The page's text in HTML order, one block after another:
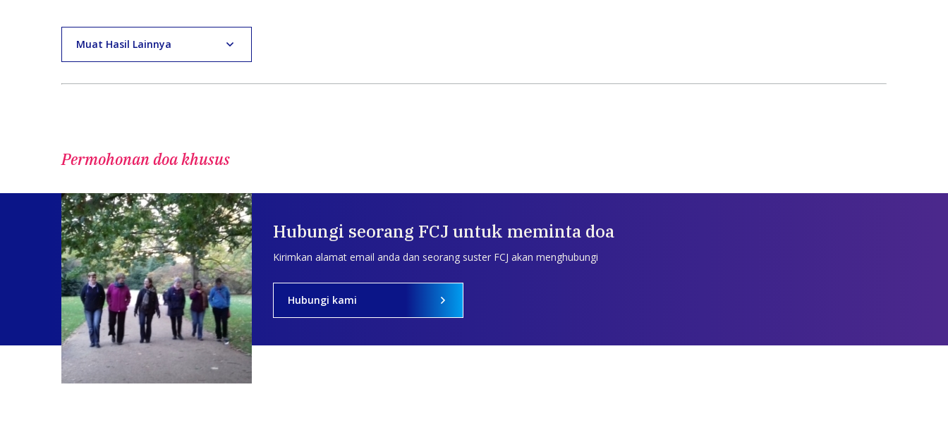
Muat Hasil Lainnya
Permohonan doa khusus
Hubungi seorang FCJ untuk meminta doa
Kirimkan alamat email anda dan seorang suster FCJ akan menghubungi
Hubungi kami